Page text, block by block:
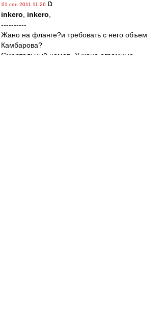
01 сен 2011 11:26
inkero inkero
----------
Жано на фланге?и требовать с него объем
Камбарова?
Смертельный номер. У жано огромные